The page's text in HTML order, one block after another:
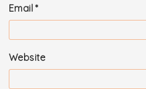
Email*
Website